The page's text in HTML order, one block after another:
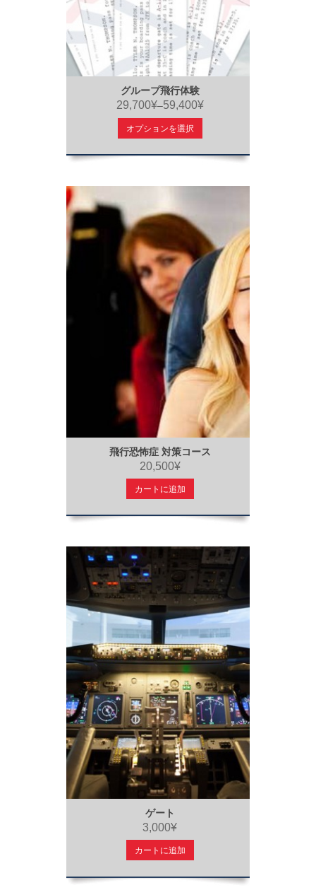
グループ飛行体験
29,700¥–59,400¥
オプションを選択
飛行恐怖症 対策コース
20,500¥
カートに追加
ゲート
3,000¥
カートに追加